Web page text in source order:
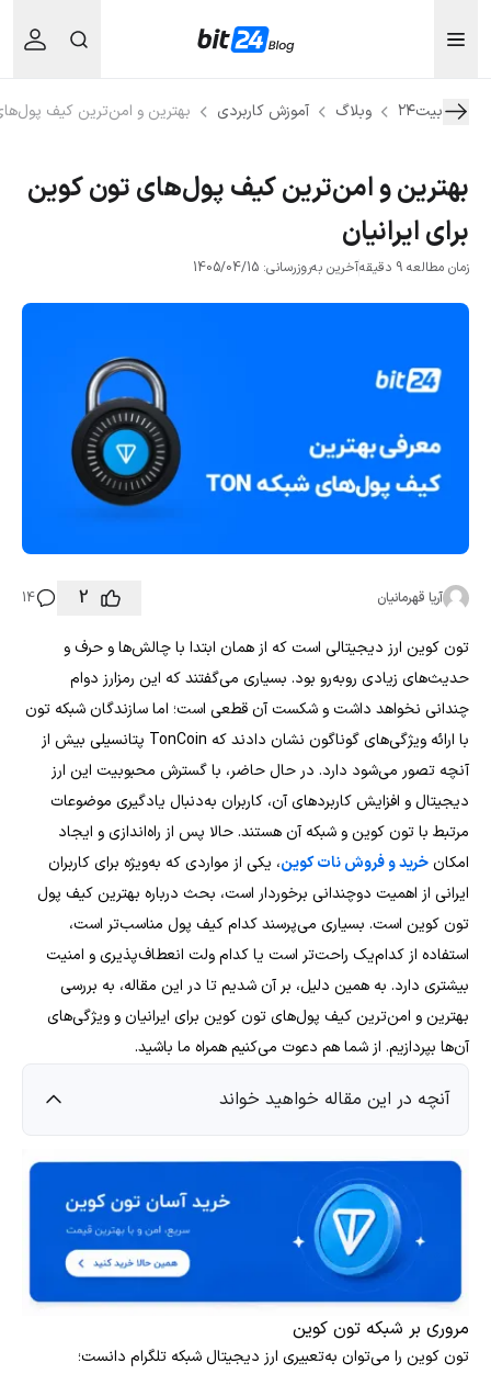
بیت۲۴ وبلاگ آموزش کاربردی بهترین و امن‌ترین کیف
بهترین و امن‌ترین کیف پول‌های تون کوین
برای ایرانیان
زمان مطالعه 9 دقیقه آخرین به‌روزرسانی: 1405/04/15
آریا قهرمانیان 2
14
تون کوین ارز دیجیتالی است که از همان ابتدا با چالش‌ها و حرف و
حدیث‌های زیادی روبه‌رو بود. بسیاری می‌گفتند که این رمزارز دوام
چندانی نخواهد داشت و شکست آن قطعی است؛ اما سازندگان شبکه تون
با ارائه ویژگی‌های گوناگون نشان دادند که TonCoin پتانسیلی بیش از
آنچه تصور می‌شود دارد. در حال حاضر، با گسترش محبوبیت این ارز
دیجیتال و افزایش کاربردهای آن، کاربران به‌دنبال یادگیری موضوعات
مرتبط با تون کوین و شبکه آن هستند. حالا پس از راه‌اندازی و ایجاد
امکانخرید و فروش نات کوین، یکی از مواردی که به‌ویژه برای کاربران
ایرانی از اهمیت دوچندانی برخوردار است، بحث درباره بهترین کیف پول
تون کوین است. بسیاری می‌پرسند کدام کیف پول مناسب‌تر است،
استفاده از کدام‌یک راحت‌تر است یا کدام ولت انعطاف‌پذیری و امنیت
بیشتری دارد. به همین دلیل، بر آن شدیم تا در این مقاله، به بررسی
بهترین و امن‌ترین کیف پول‌های تون کوین برای ایرانیان و ویژگی‌های
آن‌ها بپردازیم. از شما هم دعوت می‌کنیم همراه ما باشید.
آنچه در این مقاله خواهید خواند
مروری بر شبکه تون کوین
تون کوین را می‌توان به‌تعبیری ارز دیجیتال شبکه تلگرام دانست؛